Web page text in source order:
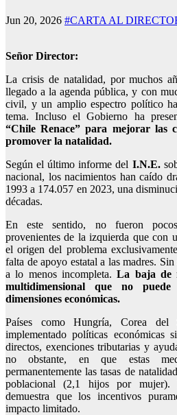
Jun 20, 2026 #CARTA AL
Señor Director:
La crisis de natalidad, por muchos
llegado a la agenda pública, y con
civil, y un amplio espectro político
tema. Incluso el Gobierno ha
“Chile Renace” para mejorar las
promover la natalidad.
Según el último informe del I.N.E.
nacional, los nacimientos han caído
1993 a 174.057 en 2023, una
décadas.
En este sentido, no fueron
provenientes de la izquierda que con
el origen del problema
falta de apoyo estatal a las madres.
a lo menos incompleta.La baja de
multidimensional que no
dimensiones económicas.
Países como Hungría, Corea
implementado políticas económicas
directos, exenciones tributarias y
no obstante, en que estas
permanentemente las tasas de
poblacional (2,1 hijos por mujer).
demuestra que los incentivos
impacto limitado.